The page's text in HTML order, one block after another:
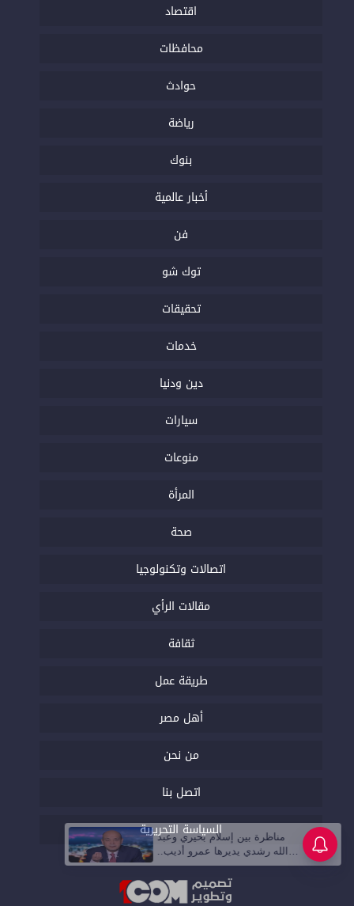
اقتصاد
محافظات
حوادث
رياضة
بنوك
أخبار عالمية
فن
توك شو
تحقيقات
خدمات
دين ودنيا
سيارات
منوعات
المرأة
صحة
اتصالات وتكنولوجيا
مقالات الرأي
ثقافة
طريقة عمل
أهل مصر
من نحن
اتصل بنا
السياسة التحريرية